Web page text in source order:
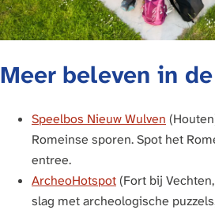
Meer beleven in
Speelbos Nieuw Wulven
Romeinse sporen. Spot het
entree.
ArcheoHotspot (Fort bij
slag met archeologische